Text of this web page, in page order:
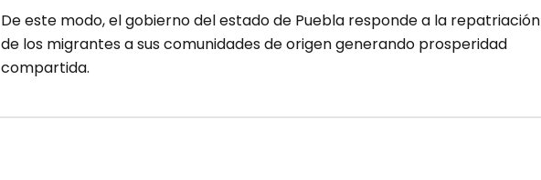
De este modo, el gobierno del estado de Puebla responde a la repatriación
de los migrantes a sus comunidades de origen generando prosperidad
compartida.